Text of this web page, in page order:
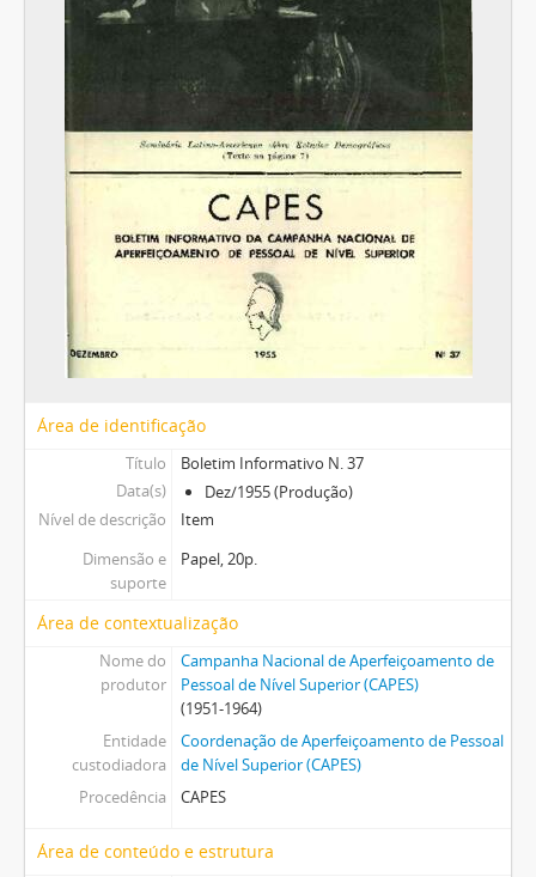
Área de identificação
Título
Boletim Informativo N. 37
Data(s)
Dez/1955 (Produção)
Nível de descrição
Item
Dimensão e
suporte
Papel, 20p.
Área de contextualização
Nome do
produtor
Campanha Nacional de Aperfeiçoamento de
Pessoal de Nível Superior (CAPES)
(1951-1964)
Entidade
custodiadora
Coordenação de Aperfeiçoamento de Pessoal
de Nível Superior (CAPES)
Procedência
CAPES
Área de conteúdo e estrutura